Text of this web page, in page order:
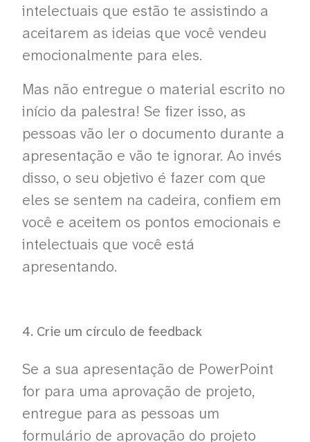
intelectuais que estão te assistindo a
aceitarem as ideias que você vendeu
emocionalmente para eles.
Mas não entregue o material escrito no
início da palestra! Se fizer isso, as
pessoas vão ler o documento durante a
apresentação e vão te ignorar. Ao invés
disso, o seu objetivo é fazer com que
eles se sentem na cadeira, confiem em
você e aceitem os pontos emocionais e
intelectuais que você está
apresentando.
4. Crie um círculo de feedback
Se a sua apresentação de PowerPoint
for para uma aprovação de projeto,
entregue para as pessoas um
formulário de aprovação do projeto